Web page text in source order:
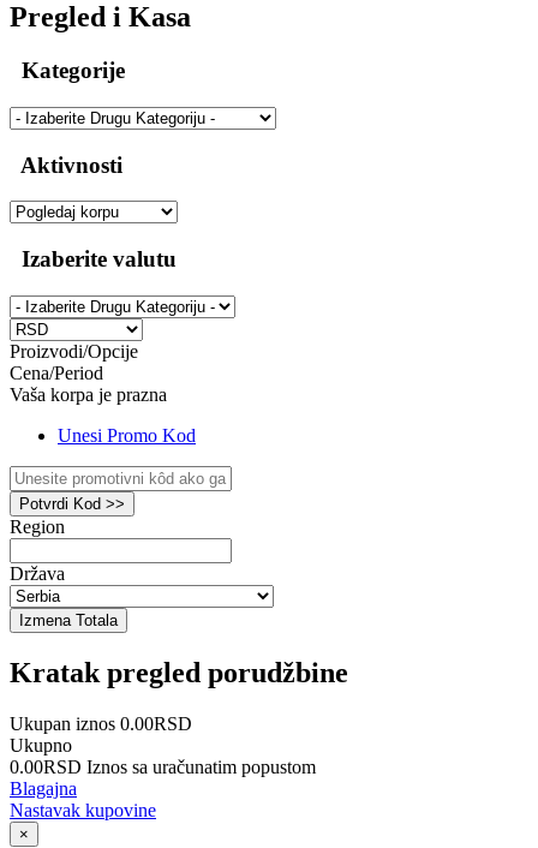
Pregled i Kasa
Kategorije
Aktivnosti
Izaberite valutu
Proizvodi/Opcije
Cena/Period
Vaša korpa je prazna
Unesi Promo Kod
Potvrdi Kod >>
Region
Država
Izmena Totala
Kratak pregled porudžbine
Ukupan iznos 0.00RSD
Ukupno
0.00RSD Iznos sa uračunatim popustom
Blagajna
Nastavak kupovine
×